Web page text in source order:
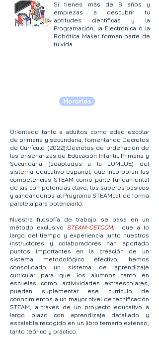
Si tienes más de 6 años y
empiezas a descubrir tu
aptitudes científicas y la
Programación, la Electrónica o la
Robótica Maker forman parte de
tu vida.
Horarios
Orientado tanto a adultos como edad escolar
de primaria y secundaria, fomentando Decretos
de Currículo (2022):Decretos de ordenación de
las enseñanzas de Educación Infantil, Primaria y
Secundaria (adaptados a la LOMLOE) del
sistema educativo español, que incorporan las
competencias STEAM como parte fundamental
de las competencias clave, los saberes básicos
y alineándonos al Programa STEAMcat de forma
paralela para potenciarlo.
Nuestra filosofía de trabajo se basa en un
método exclusivo STEAM-CETCOM,
que a lo
largo del tiempo y experiencia junto nuestros
instructores y colaboradores han aportado
puntos importantes en la creación de un
sistema metodológico efectivo, hemos
consolidado un sistema de aprendizaje
curricular para que los alumnos tanto en
escuelas como activividades extraescolares,
puedan suplementar ese currículo de
conocimientos a un mayor nivel de tecnificación
STEAM, a traves de un proyecto educativo a
largo plazo con aprendizaje detallado y
escalable recogido en un libro temario extenso,
tanto teórico y práctico.